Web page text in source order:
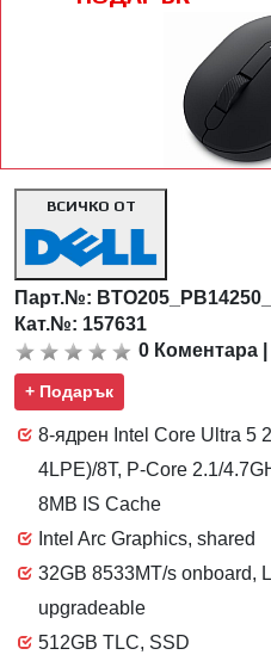
ВСИЧКО ОТ
Парт.№:
Кат.№: 157631
0 Коментара
+ Подарък
8-ядрен Intel Core Ultra 5
4LPE)/8T, P-Core 2.1/
8MB IS Cache
Intel Arc Graphics, shared
32GB 8533MT/s onboard,
upgradeable
512GB TLC, SSD